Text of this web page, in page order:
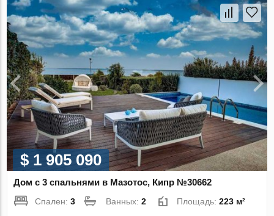
$ 1 905 090
Дом с 3 спальнями в Мазотос, Кипр №30662
Спален:3 Ванных:2 Площадь:223 м²